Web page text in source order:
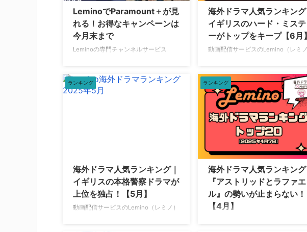
ーガール シーズン3 SUPERNATURAL
スーパーナチュラル シーズン1 ＡＬＣ
ＡＴＲＡＺ／アルカトラズ ＡＲＲＯＷ
／アロー …
ン2 ＡＬＣＡＴＲＡＺ／アルカトラズ
ＡＲＲＯＷ／アロー シーズン1 ＡＲ
ＯＷ／アロー シーズン2 ＡＲＲＯ
アロー …
LeminoでParamount＋が見
れる！お得なキャンペーンは
今月末まで
Leminoの専門チャンネルサービス
る作品やお得なキャンペーンについて
紹介する。 Leminoチャンネルって？
ター・スタローン主演）などのオリジ
ナル作品、キッズ …
海外ドラマ人気ランキング
イギリスのハード・ミステ
ーがトップをキープ【6月】
動画配信サービスのLemino（レミノ
トップ20【2025年6月2日】 2025
月2日（月）時点で、Leminoで人気
海外ドラマランキングトップ20は
の通り。 犯罪捜査官アナ・トラヴィ
シーズン1 犯罪捜査官アナ・トラヴ
ス シーズン2 犯罪捜査官アナ・トラ
ィス シーズン3 犯罪捜査官アナ・ト
ヴィス シーズン4 DES 英国史上最
カ ～海上殺人捜査ファイル～ シー
ン1 アスト …
ランキング
海外ドラマ人気ランキング｜
イギリスの本格警察ドラマが
上位を独占！【5月】
動画配信サービスのLemino（レミノ）
ランキング
海外ドラマ人気ランキング
『アストリッドとラファエ
ル』の勢いが止まらない！
【4月】